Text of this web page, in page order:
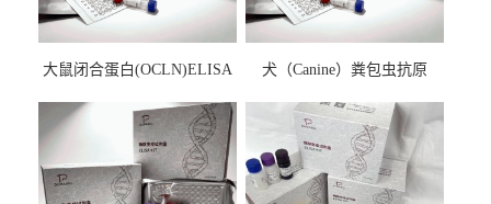
大鼠闭合蛋白(OCLN)ELISA
犬（Canine）粪包虫抗原